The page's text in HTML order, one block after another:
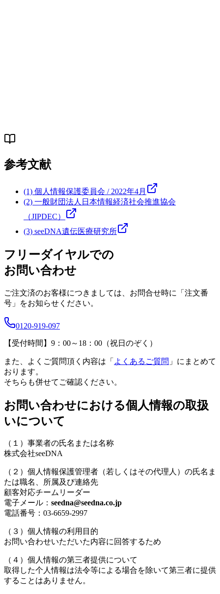
参考文献
(1) 個人情報保護委員会 / 2022年4月
(2) 一般財団法人日本情報経済社会推進協会
（JIPDEC）
(3) seeDNA遺伝医療研究所
フリーダイヤルでの
お問い合わせ
ご注文済のお客様につきましては、お問合せ時に「 注文番
号 」をお知らせください。
0120-919-097
【受付時間】9：00～18：00（祝日のぞく）
また、よくご質問頂く内容は「 よくあるご質問 」にまとめて
おります。
そちらも併せてご確認ください。
お問い合わせにおける個人情報の取扱
いについて
（１）事業者の氏名または名称
株式会社seeDNA
（２）個人情報保護管理者（若しくはその代理人）の氏名ま
たは職名、所属及び連絡先
顧客対応チームリーダー
電子メール： seedna@seedna.co.jp
電話番号：03-6659-2997
（３）個人情報の利用目的
お問い合わせいただいた内容に回答するため
（４）個人情報の第三者提供について
取得した个人情報は法令等による場合を除いて第三者に提供
することはありません。